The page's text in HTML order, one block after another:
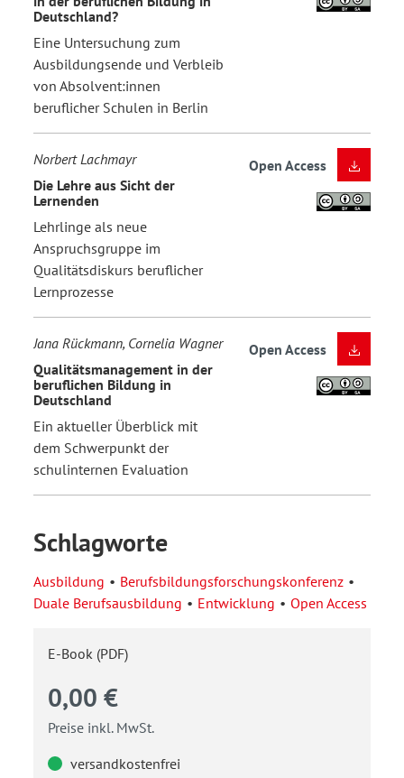
Deutschland?
Eine Untersuchung zum
Ausbildungsende und Verbleib
von Absolvent:innen
beruflicher Schulen in Berlin
Norbert Lachmayr
Die Lehre aus Sicht der
Lernenden
Lehrlinge als neue
Anspruchsgruppe im
Qualitätsdiskurs beruflicher
Lernprozesse
Open Access
Jana Rückmann, Cornelia Wagner
Qualitätsmanagement in der
beruflichen Bildung in
Deutschland
Ein aktueller Überblick mit
dem Schwerpunkt der
schulinternen Evaluation
Open Access
Schlagworte
Ausbildung
Berufsbildungsforschungskonferenz
Duale Berufsausbildung
Entwicklung Open Access
E-Book (PDF)
0,00 €
Preise inkl. MwSt.
versandkostenfrei